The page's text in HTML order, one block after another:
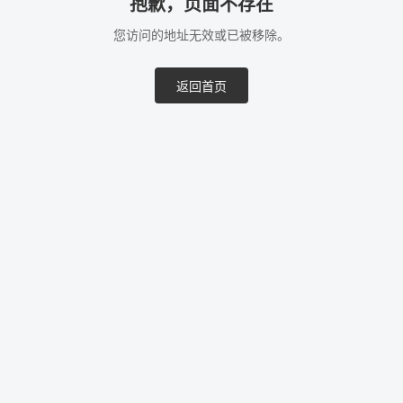
抱歉，页面不存在
您访问的地址无效或已被移除。
返回首页